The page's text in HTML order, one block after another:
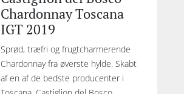
Chardonnay Toscana
IGT 2019
Sprød, træfri og frugtcharmerende
Chardonnay fra øverste hylde. Skabt
af en af de bedste producenter i